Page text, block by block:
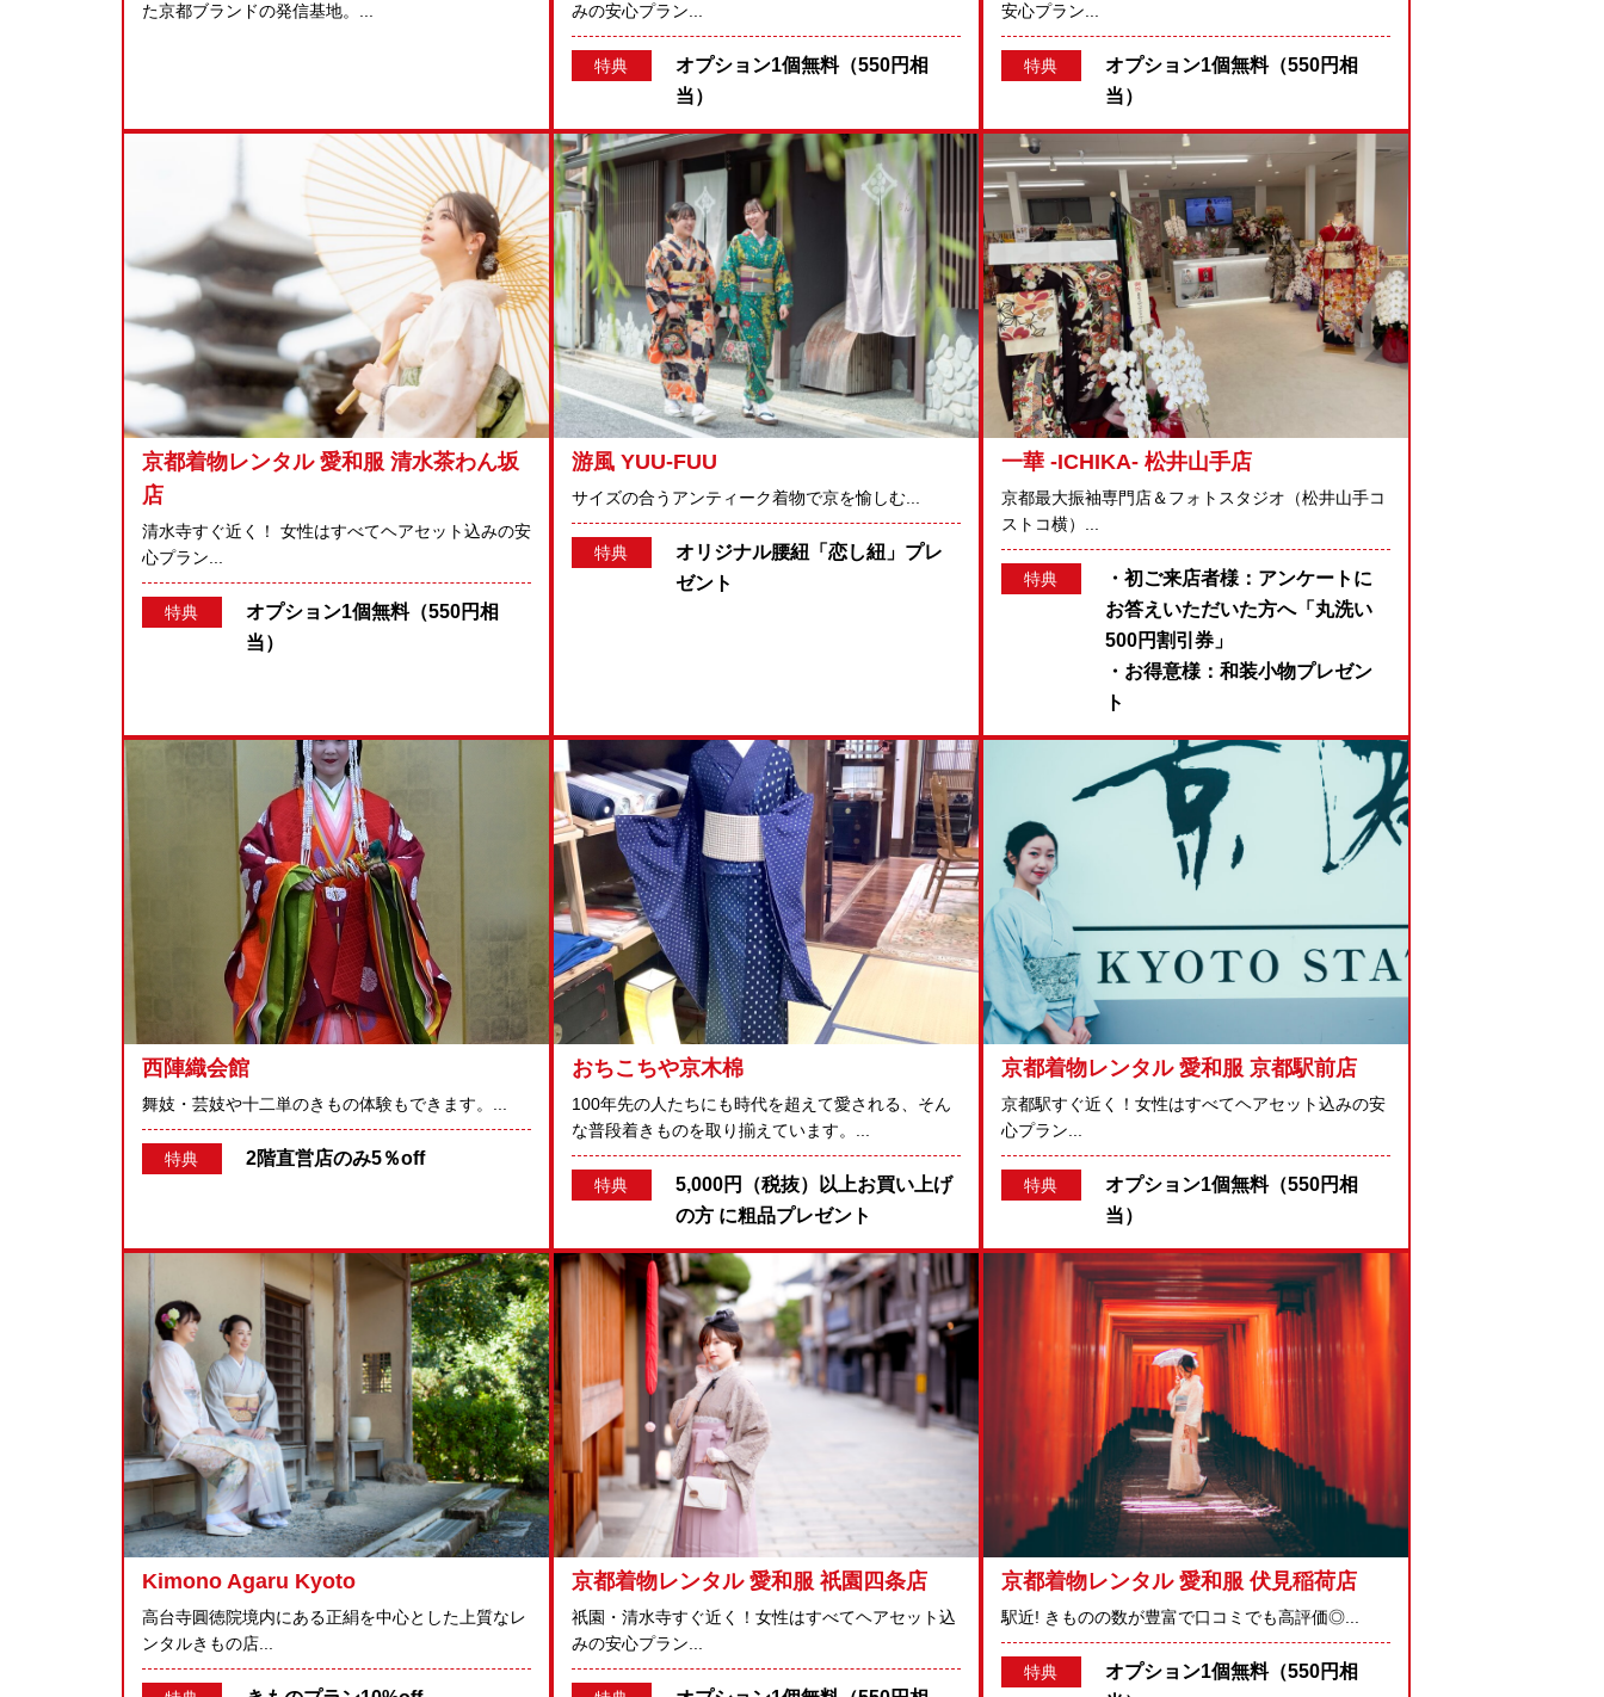
た京都ブランドの発信基地。...
みの安心プラン...
特典
オプション1個無料（550円相
当）
安心プラン...
特典
オプション1個無料（550円相
当）
京都着物レンタル 愛和服 清水茶わん坂
店
清水寺すぐ近く！ 女性はすべてヘアセット込みの安
心プラン...
特典
オプション1個無料（550円相
当）
游風 YUU-FUU
サイズの合うアンティーク着物で京を愉しむ...
特典
オリジナル腰紐「恋し紐」プレ
ゼント
一華 -ICHIKA- 松井山手店
京都最大振袖専門店＆フォトスタジオ（松井山手コ
ストコ横）...
特典
・初ご来店者様：アンケートに
お答えいただいた方へ「丸洗い
500円割引券」
・お得意様：和装小物プレゼン
ト
西陣織会館
舞妓・芸妓や十二単のきもの体験もできます。...
特典 2階直営店のみ5％off
おちこちや京木棉
100年先の人たちにも時代を超えて愛される、そん
な普段着きものを取り揃えています。...
特典
5,000円（税抜）以上お買い上げ
の方 に粗品プレゼント
京都着物レンタル 愛和服 京都駅前店
京都駅すぐ近く！女性はすべてヘアセット込みの安
心プラン...
特典
オプション1個無料（550円相
当）
Kimono Agaru Kyoto
高台寺圓徳院境内にある正絹を中心とした上質なレ
ンタルきもの店...
京都着物レンタル 愛和服 祇園四条店
祇園・清水寺すぐ近く！女性はすべてヘアセット込
みの安心プラン...
京都着物レンタル 愛和服 伏見稲荷店
駅近! きものの数が豊富で口コミでも高評価◎...
特典
オプション1個無料（550円相